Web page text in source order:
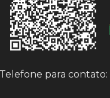
Telefone para contato: